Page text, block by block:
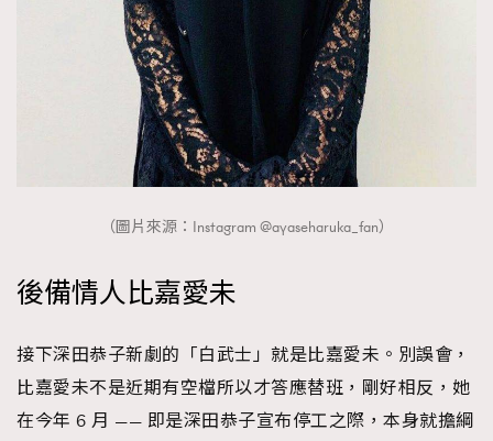
（圖片來源：Instagram @ayaseharuka_fan）
後備情人比嘉愛未
接下深田恭子新劇的「白武士」就是比嘉愛未。別誤會，
比嘉愛未不是近期有空檔所以才答應替班，剛好相反，她
在今年 6 月 —— 即是深田恭子宣布停工之際，本身就擔綱